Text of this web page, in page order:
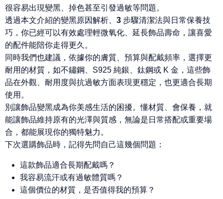
很容易出現變黑、掉色甚至引發過敏等問題。
透過本文介紹的變黑原因解析、3 步驟清潔法與日常保養技
巧 ，你已經可以有效處理輕微氧化、延長飾品壽命，讓喜愛
的配件能陪你走得更久。
同時我們也建議， 依據你的膚質、預算與配戴頻率，選擇更
耐用的材質 ，如不鏽鋼、S925 純銀、鈦鋼或 K 金，這些飾
品在外觀、耐用度與抗過敏方面表現更穩定，也更適合長期
使用。
別讓飾品變黑成為你美感生活的困擾。懂材質、會保養，就
能讓飾品維持原有的光澤與質感，無論是日常搭配或重要場
合，都能展現你的獨特魅力。
下次選購飾品時，記得先問自己這幾個問題：
這款飾品適合長期配戴嗎？
我容易流汗或有過敏體質嗎？
這個價位的材質，是否值得我的預算？